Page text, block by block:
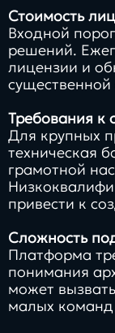
Стоимость
Входной
решений.
лицензии и
существенной
Требования к
Для крупных
техническая
грамотной
привести к
Сложность
Платформа
понимания
может
малых команд